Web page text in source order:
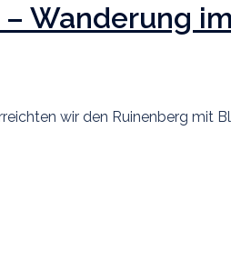
Wanderung
wir den Ruinenberg mit